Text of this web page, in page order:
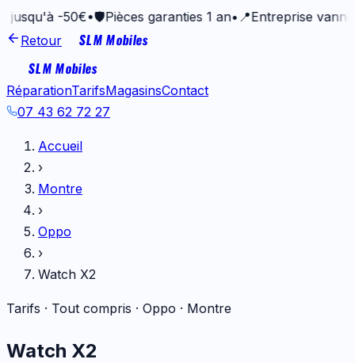
-50€• 🛡️Pièces garanties 1 an•📍Entreprise vannetaise
Retour
SLM Mobiles
SLM Mobiles
RéparationTarifsMagasinsContact
07 43 62 72 27
Accueil
›
Montre
›
Oppo
›
Watch X2
Tarifs · Tout compris · Oppo · Montre
Watch X2